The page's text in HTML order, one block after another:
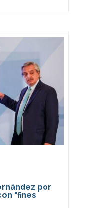
por
"fines